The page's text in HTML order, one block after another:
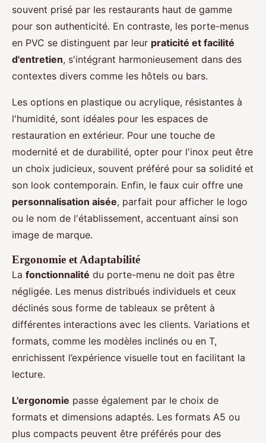
souvent prisé par les restaurants haut de gamme
pour son authenticité. En contraste, les porte-menus
en PVC se distinguent par leur praticité et facilité
d'entretien, s'intégrant harmonieusement dans des
contextes divers comme les hôtels ou bars.
Les options en plastique ou acrylique, résistantes à
l'humidité, sont idéales pour les espaces de
restauration en extérieur. Pour une touche de
modernité et de durabilité, opter pour l'inox peut être
un choix judicieux, souvent préféré pour sa solidité et
son look contemporain. Enfin, le faux cuir offre une
personnalisation aisée, parfait pour afficher le logo
ou le nom de l'établissement, accentuant ainsi son
image de marque.
Ergonomie et Adaptabilité
La fonctionnalité du porte-menu ne doit pas être
négligée. Les menus distribués individuels et ceux
déclinés sous forme de tableaux se prêtent à
différentes interactions avec les clients. Variations et
formats, comme les modèles inclinés ou en T,
enrichissent l’expérience visuelle tout en facilitant la
lecture.
L'ergonomie passe également par le choix de
formats et dimensions adaptés. Les formats A5 ou
plus compacts peuvent être préférés pour des